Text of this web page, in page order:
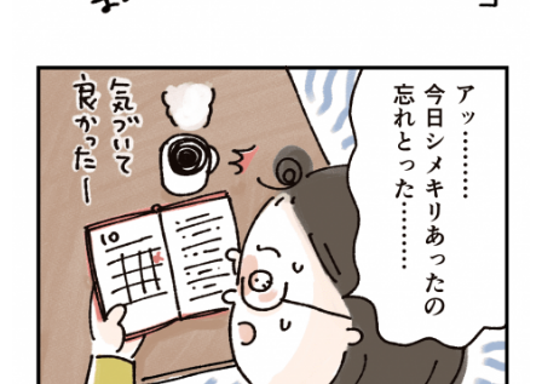
「こそだてまっぷ」とは
サイトのご利⽤にあたって
個⼈情報について
お問い合わせ